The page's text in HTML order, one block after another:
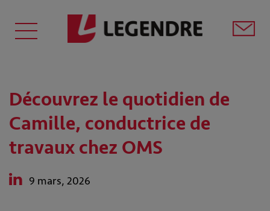
Découvrez le quotidien de
Camille, conductrice de
travaux chez OMS
9 mars, 2026